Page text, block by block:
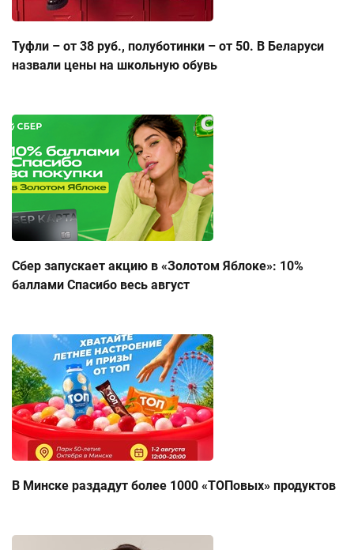
Туфли – от 38 руб., полуботинки – от 50. В Беларуси
назвали цены на школьную обувь
Сбер запускает акцию в «Золотом Яблоке»: 10%
баллами Спасибо весь август
В Минске раздадут более 1000 «ТОПовых» продуктов